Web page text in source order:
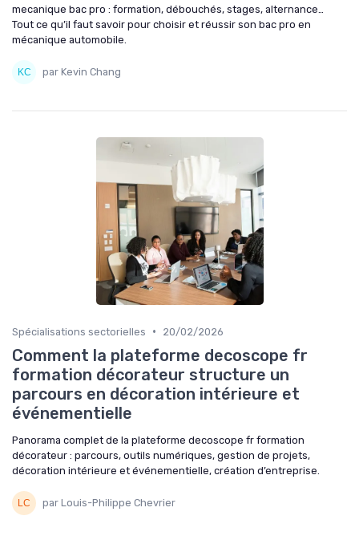
mecanique bac pro : formation, débouchés, stages, alternance…
Tout ce qu’il faut savoir pour choisir et réussir son bac pro en
mécanique automobile.
par Kevin Chang
Spécialisations sectorielles • 20/02/2026
Comment la plateforme decoscope fr
formation décorateur structure un
parcours en décoration intérieure et
événementielle
Panorama complet de la plateforme decoscope fr formation
décorateur : parcours, outils numériques, gestion de projets,
décoration intérieure et événementielle, création d’entreprise.
par Louis-Philippe Chevrier